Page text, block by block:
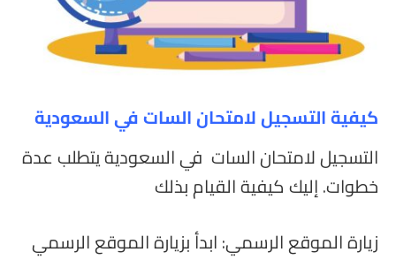
كيفية التسجيل لامتحان السات في السعودية
التسجيل لامتحان السات في السعودية يتطلب عدة
خطوات. إليك كيفية القيام بذلك
زيارة الموقع الرسمي: ابدأ بزيارة الموقع الرسمي